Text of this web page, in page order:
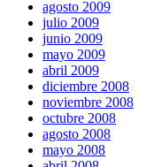
agosto 2009
julio 2009
junio 2009
mayo 2009
abril 2009
diciembre 2008
noviembre 2008
octubre 2008
agosto 2008
mayo 2008